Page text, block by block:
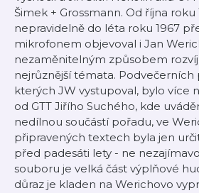
Šimek + Grossmann. Od října roku
nepravidelně do léta roku 1967
mikrofonem objevoval i Jan
nezaměnitelným způsobem
nejrůznější témata. Podvečerních
kterých JW vystupoval, bylo více
od GTT Jiřího Suchého, kde
nedílnou součástí pořadu, ve
připravených textech byla jen
před padesáti lety - ne
souboru je velká část výplňové
důraz je kladen na Werichovo